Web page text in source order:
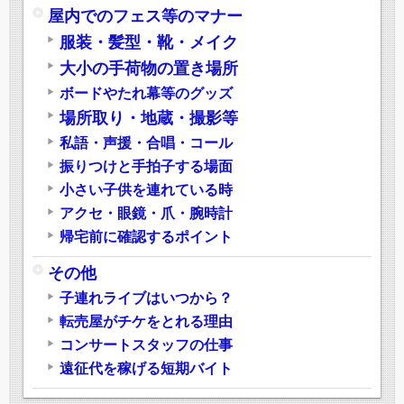
屋内でのフェス等のマナー
服装・髪型・靴・メイク
大小の手荷物の置き場所
ボードやたれ幕等のグッズ
場所取り・地蔵・撮影等
私語・声援・合唱・コール
振りつけと手拍子する場面
小さい子供を連れている時
アクセ・眼鏡・爪・腕時計
帰宅前に確認するポイント
その他
子連れライブはいつから？
転売屋がチケをとれる理由
コンサートスタッフの仕事
遠征代を稼げる短期バイト